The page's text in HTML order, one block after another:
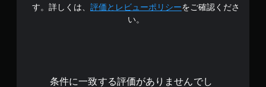
中
す。詳しくは、 評価とレビューポリシーをご確認くださ
い。
条件に一致する評価がありませんでし